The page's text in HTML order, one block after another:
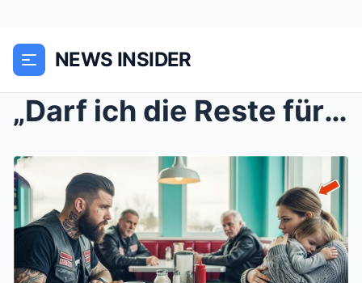
NEWS INSIDER
„Darf ich die Reste für meine Tochter mitnehmen?“ ...